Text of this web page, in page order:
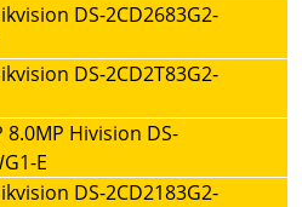
DS-2CD2683G2-
DS-2CD2T83G2-
8.0MP Hivision DS-
E
DS-2CD2183G2-